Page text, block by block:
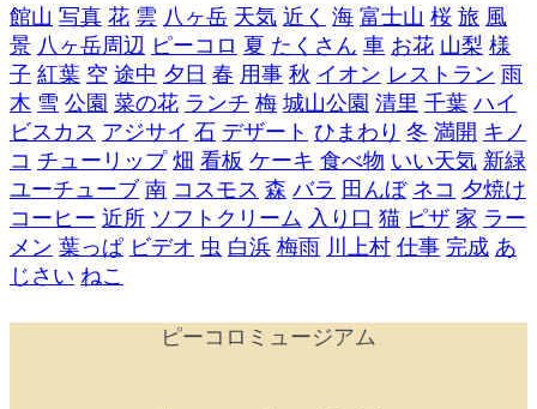
館山 写真 花 雲 八ヶ岳 天気 近く 海 富士山 桜 旅 風
景 八ヶ岳周辺 ピーコロ 夏 たくさん 車 お花 山梨 様
子 紅葉 空 途中 夕日 春 用事 秋 イオン レストラン 雨
木 雪 公園 菜の花 ランチ 梅 城山公園 清里 千葉 ハイ
ビスカス アジサイ 石 デザート ひまわり 冬 満開 キノ
コ チューリップ 畑 看板 ケーキ 食べ物 いい天気 新緑
ユーチューブ 南 コスモス 森 バラ 田んぼ ネコ 夕焼け
コーヒー 近所 ソフトクリーム 入り口 猫 ピザ 家 ラー
メン 葉っぱ ビデオ 虫 白浜 梅雨 川上村 仕事 完成 あ
じさい ねこ
ピーコロミュージアム